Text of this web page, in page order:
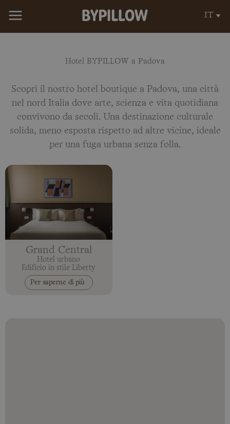
IT
Hotel BYPILLOW a Padova
Scopri il nostro hotel boutique a Padova, una città
nel nord Italia dove arte, scienza e vita quotidiana
convivono da secoli. Una destinazione culturale
solida, meno esposta rispetto ad altre vicine, ideale
per una fuga urbana senza folla.
Grand Central
Hotel urbano
Edificio in stile Liberty
Per saperne di più